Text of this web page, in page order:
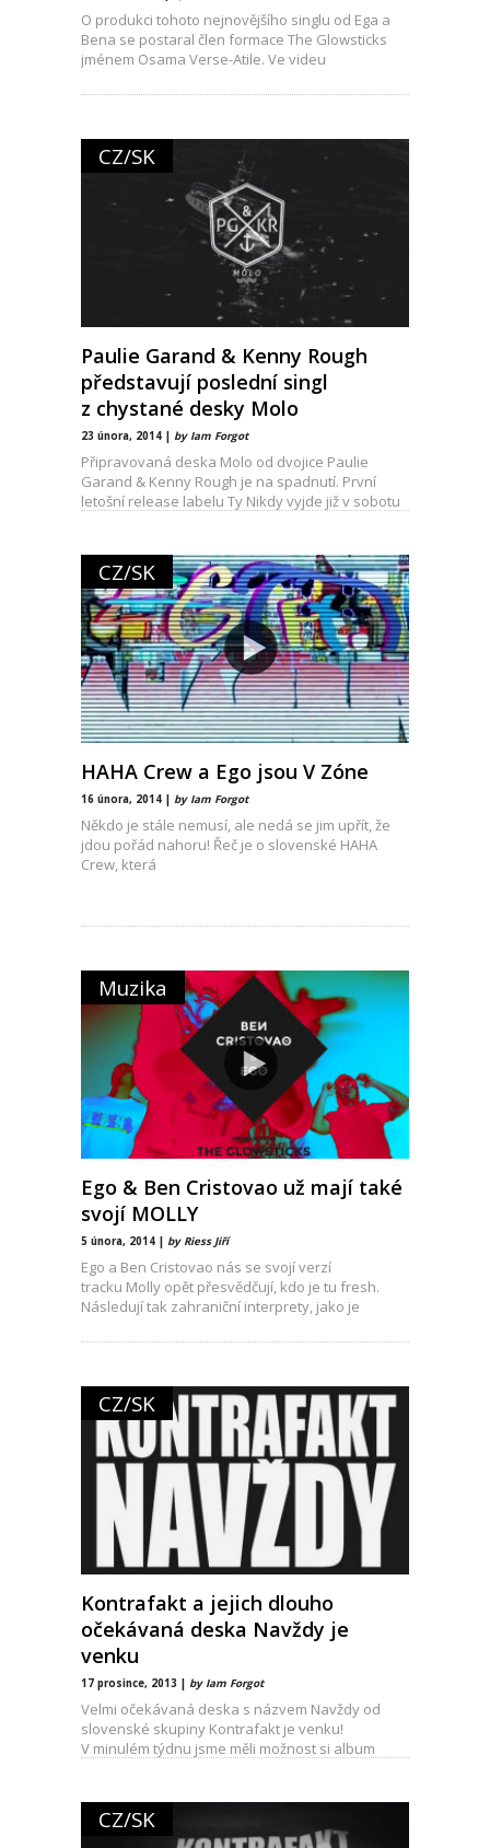
O produkci tohoto nejnovějšího singlu od Ega a
Bena se postaral člen formace The Glowsticks
jménem Osama Verse-Atile. Ve videu
CZ/SK
Paulie Garand & Kenny Rough
představují poslední singl
z chystané desky Molo
23 února, 2014 | by Iam Forgot
Připravovaná deska Molo od dvojice Paulie
Garand & Kenny Rough je na spadnutí. První
letošní release labelu Ty Nikdy vyjde již v sobotu
CZ/SK
HAHA Crew a Ego jsou V Zóne
16 února, 2014 | by Iam Forgot
Někdo je stále nemusí, ale nedá se jim upřít, že
jdou pořád nahoru! Řeč je o slovenské HAHA
Crew, která
Muzika
Ego & Ben Cristovao už mají také
svojí MOLLY
5 února, 2014 | by Riess Jiří
Ego a Ben Cristovao nás se svojí verzí
tracku Molly opět přesvědčují, kdo je tu fresh.
Následují tak zahraniční interprety, jako je
CZ/SK
Kontrafakt a jejich dlouho
očekávaná deska Navždy je
venku
17 prosince, 2013 | by Iam Forgot
Velmi očekávaná deska s názvem Navždy od
slovenské skupiny Kontrafakt je venku!
V minulém týdnu jsme měli možnost si album
CZ/SK